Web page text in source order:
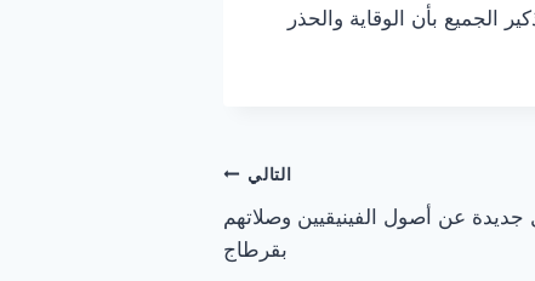
الجميع بأن الوقاية والحذر
التالي
عن أصول الفينيقيين وصلاتهم
بقرطاج